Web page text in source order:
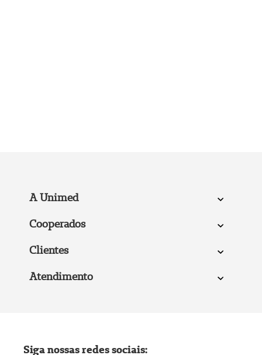
A Unimed
Cooperados
Clientes
Atendimento
Siga nossas redes sociais: